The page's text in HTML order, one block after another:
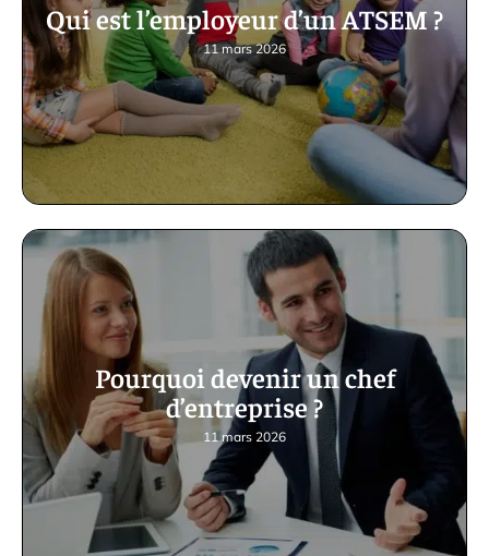
Qui est l’employeur d’un ATSEM ?
11 mars 2026
Pourquoi devenir un chef
d’entreprise ?
11 mars 2026